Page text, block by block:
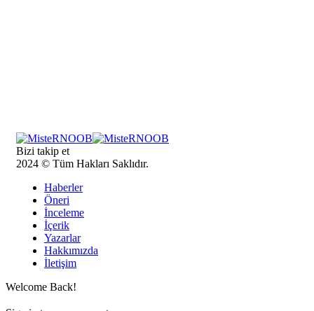
Bizi takip et
2024 © Tüm Hakları Saklıdır.
Haberler
Öneri
İnceleme
İçerik
Yazarlar
Hakkımızda
İletişim
Welcome Back!